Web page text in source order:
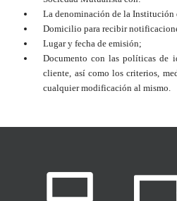
La denominación de la
Domicilio para recibir
Lugar y fecha de emisión;
Documento con las políticas de
cliente, así como los criterios,
cualquier modificación al mismo.